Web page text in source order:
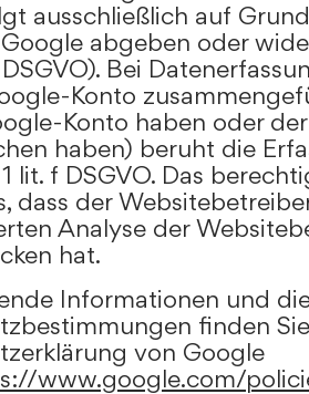
ausschließlich auf
abgeben oder
Bei
Konto
Konto haben oder
haben) beruht die
lit. f DSGVO. Das
dass der
Analyse der
hat.
Informationen und
finden
von Google
www.google.com/